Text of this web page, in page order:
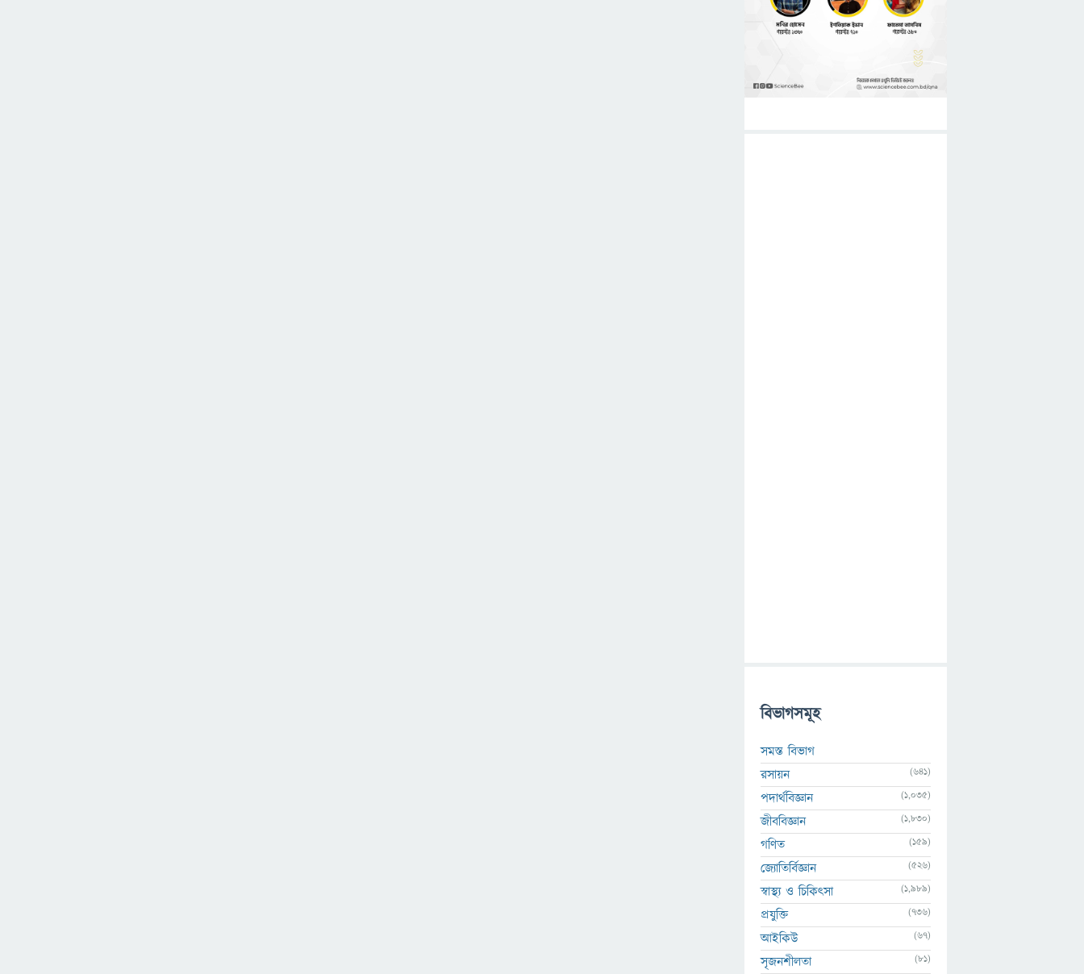
বিভাগসমূহ
সমস্ত বিভাগ
রসায়ন
(641)
পদার্থবিজ্ঞান (1,035)
জীববিজ্ঞান (1,830)
গণিত (159)
জ্যোতির্বিজ্ঞান (526)
স্বাস্থ্য ও চিকিৎসা (1,989)
প্রযুক্তি (736)
আইকিউ (67)
সৃজনশীলতা (81)